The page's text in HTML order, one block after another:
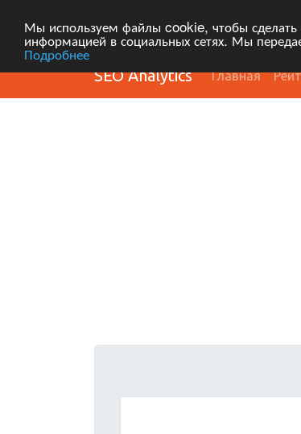
Мы используем файлы cookie, чтобы сделать
информацией в социальных сетях. Мы
Подробнее
SEO Analytics Главная